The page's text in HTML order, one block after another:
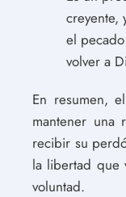
creyente,
el
volver a
En resumen,
mantener una
recibir su
la libertad que
voluntad.